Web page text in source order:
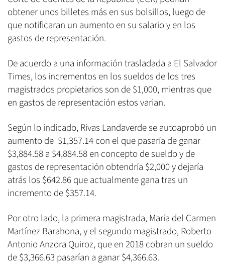
obtener unos billetes más en sus bolsillos, luego de
que notificaran un aumento en su salario y en los
gastos de representación.
De acuerdo a una información trasladada a El Salvador
Times, los incrementos en los sueldos de los tres
magistrados propietarios son de $1,000, mientras que
en gastos de representación estos varian.
Según lo indicado, Rivas Landaverde se autoaprobó un
aumento de $1,357.14 con el que pasaría de ganar
$3,884.58 a $4,884.58 en concepto de sueldo y de
gastos de representación obtendría $2,000 y dejaría
atrás los $642.86 que actualmente gana tras un
incremento de $357.14.
Por otro lado, la primera magistrada, María del Carmen
Martínez Barahona, y el segundo magistrado, Roberto
Antonio Anzora Quiroz, que en 2018 cobran un sueldo
de $3,366.63 pasarían a ganar $4,366.63.